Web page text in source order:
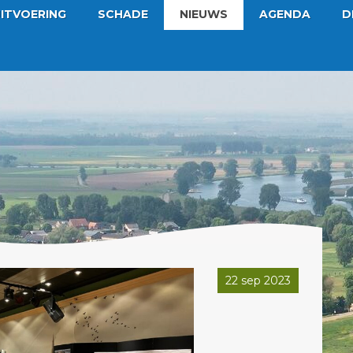
SCHADE NIEUWS AGENDA
22 sep 2023